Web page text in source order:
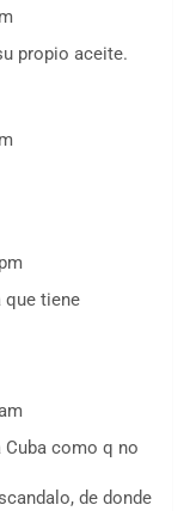
propio aceite.
que tiene
como q no
de donde